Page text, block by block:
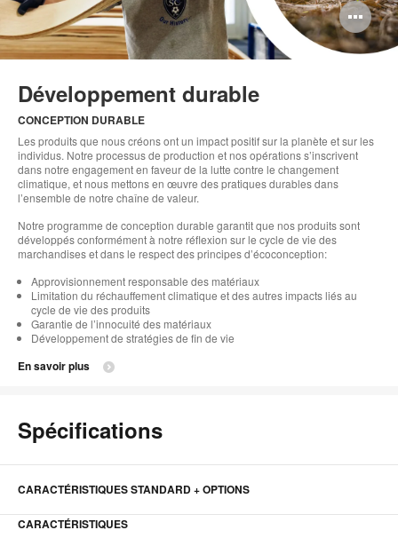
Développement durable
CONCEPTION DURABLE
Les produits que nous créons ont un impact positif sur la planète et sur les
individus. Notre processus de production et nos opérations s’inscrivent
dans notre engagement en faveur de la lutte contre le changement
climatique, et nous mettons en œuvre des pratiques durables dans
l’ensemble de notre chaîne de valeur.
Notre programme de conception durable garantit que nos produits sont
développés conformément à notre réflexion sur le cycle de vie des
marchandises et dans le respect des principes d’écoconception:
Approvisionnement responsable des matériaux
Limitation du réchauffement climatique et des autres impacts liés au
cycle de vie des produits
Garantie de l’innocuité des matériaux
Développement de stratégies de fin de vie
En savoir plus
Spécifications
CARACTÉRISTIQUES STANDARD + OPTIONS
CARACTÉRISTIQUES